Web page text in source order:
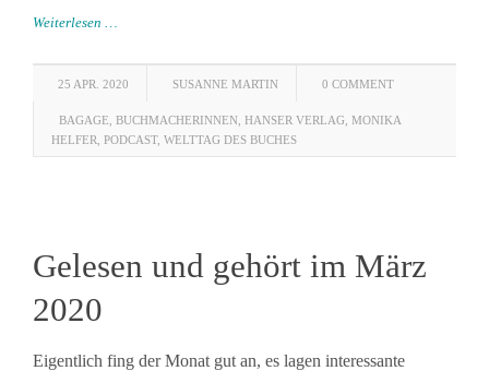
Weiterlesen …
25 APR. 2020 SUSANNE MARTIN 0 COMMENT
BAGAGE BUCHMACHERINNEN HANSER VERLAG MONIKA
HELFER PODCAST, WELTTAG DES BUCHES
Gelesen und gehört im März
2020
Eigentlich fing der Monat gut an, es lagen interessante